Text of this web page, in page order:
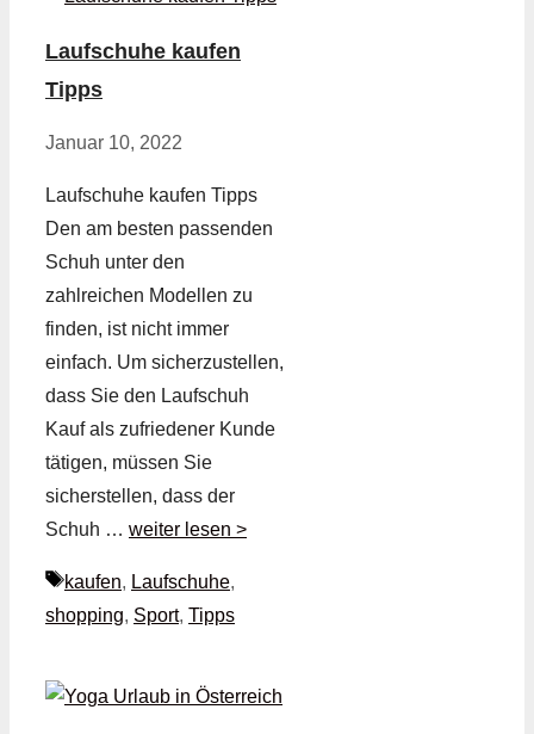
Laufschuhe kaufen
Tipps
Januar 10, 2022
Laufschuhe kaufen Tipps
Den am besten passenden
Schuh unter den
zahlreichen Modellen zu
finden, ist nicht immer
einfach. Um sicherzustellen,
dass Sie den Laufschuh
Kauf als zufriedener Kunde
tätigen, müssen Sie
sicherstellen, dass der
Schuh … weiter lesen >
Schlagwörter
kaufen, Laufschuhe,
shopping, Sport, Tipps